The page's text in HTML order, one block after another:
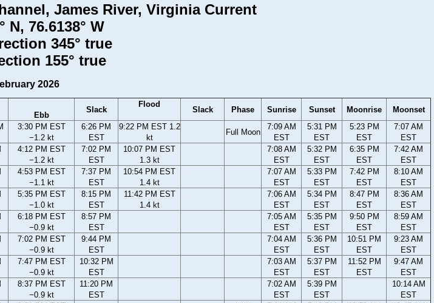
James River, Virginia Current
N, 76.6138° W
345° true
155° true
2026
Ebb
Slack
Flood
Slack Phase Sunrise Sunset Moonrise
Moonset
3:30 PM EST
−1.2 kt
6:26 PM
EST
9:22 PM EST 1.2
kt
Full Moon
7:09 AM
EST
5:31 PM
EST
5:23 PM
EST
7:07 AM
EST
4:12 PM EST
−1.2 kt
7:02 PM
EST
10:07 PM EST
1.3 kt
7:08 AM
EST
5:32 PM
EST
6:35 PM
EST
7:42 AM
EST
4:53 PM EST
−1.1 kt
7:37 PM
EST
10:54 PM EST
1.4 kt
7:07 AM
EST
5:33 PM
EST
7:42 PM
EST
8:10 AM
EST
5:35 PM EST
−1.0 kt
8:15 PM
EST
11:42 PM EST
1.4 kt
7:06 AM
EST
5:34 PM
EST
8:47 PM
EST
8:36 AM
EST
6:18 PM EST
−0.9 kt
8:57 PM
EST
7:05 AM
EST
5:35 PM
EST
9:50 PM
EST
8:59 AM
EST
7:02 PM EST
−0.9 kt
9:44 PM
EST
7:04 AM
EST
5:36 PM
EST
10:51 PM
EST
9:23 AM
EST
7:47 PM EST
−0.9 kt
10:32 PM
EST
7:03 AM
EST
5:37 PM
EST
11:52 PM
EST
9:47 AM
EST
8:37 PM EST
−0.9 kt
11:20 PM
EST
7:02 AM
EST
5:39 PM
EST
10:14 AM
EST